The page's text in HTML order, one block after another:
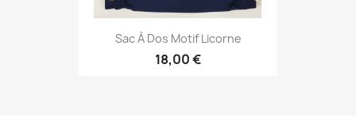
Sac À Dos Motif Licorne
18,00 €